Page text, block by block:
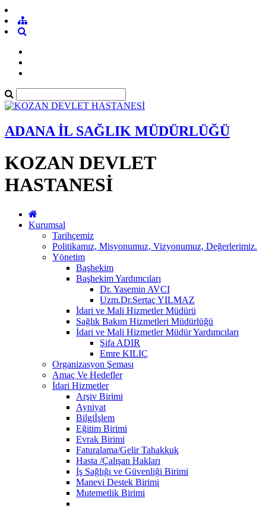
ADANA İL SAĞLIK MÜDÜRLÜĞÜ
KOZAN DEVLET
HASTANESİ
Kurumsal
Tarihçemiz
Politikamız, Misyonumuz, Vizyonumuz, Değerlerimiz.
Yönetim
Başhekim
Başhekim Yardımcıları
Dr. Yasemin AVCI
Uzm.Dr.Sertaç YILMAZ
İdari ve Mali Hizmetler Müdürü
Sağlık Bakım Hizmetleri Müdürlüğü
İdari ve Mali Hizmetler Müdür Yardımcıları
Şifa ADIR
Emre KILIÇ
Organizasyon Şeması
Amaç Ve Hedefler
İdari Hizmetler
Arşiv Birimi
Ayniyat
Bilgiİşlem
Eğitim Birimi
Evrak Birimi
Faturalama/Gelir Tahakkuk
Hasta /Çalışan Hakları
İş Sağlığı ve Güvenliği Birimi
Manevi Destek Birimi
Mutemetlik Birimi